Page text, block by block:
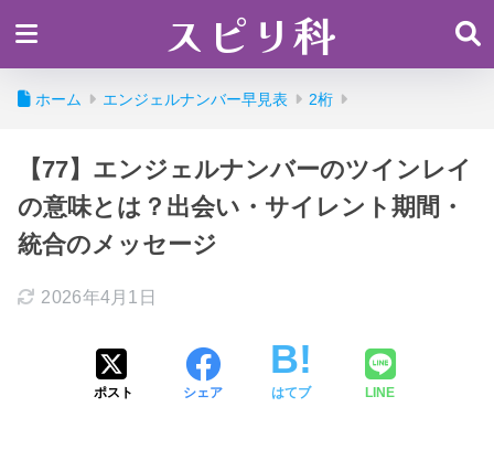
スピリ科
ホーム エンジェルナンバー早見表 2桁
【77】エンジェルナンバーのツインレイ
の意味とは？出会い・サイレント期間・
統合のメッセージ
2026年4月1日
ポスト シェア はてブ LINE